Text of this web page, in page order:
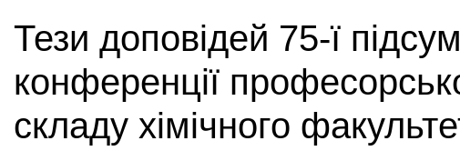
Тези доповідей 75-ї
конференції
складу хімічного